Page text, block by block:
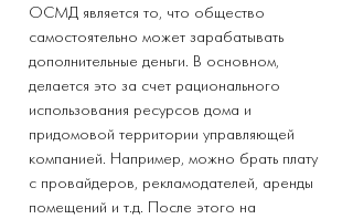
ОСМД является то, что общество
самостоятельно может зарабатывать
дополнительные деньги. В основном,
делается это за счет рационального
использования ресурсов дома и
придомовой территории управляющей
компанией. Например, можно брать плату
с провайдеров, рекламодателей, аренды
помещений и т.д. После этого на